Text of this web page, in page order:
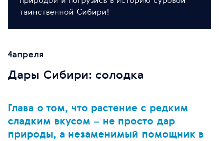
таинственной Сибири!
4апреля
Дары Сибири: солодка
Глава о том, что растение с редким
сладким вкусом – не просто дар
природы, а незаменимый помощник в